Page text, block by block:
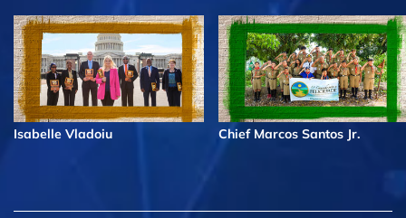
Isabelle Vladoiu Chief Marcos Santos Jr.